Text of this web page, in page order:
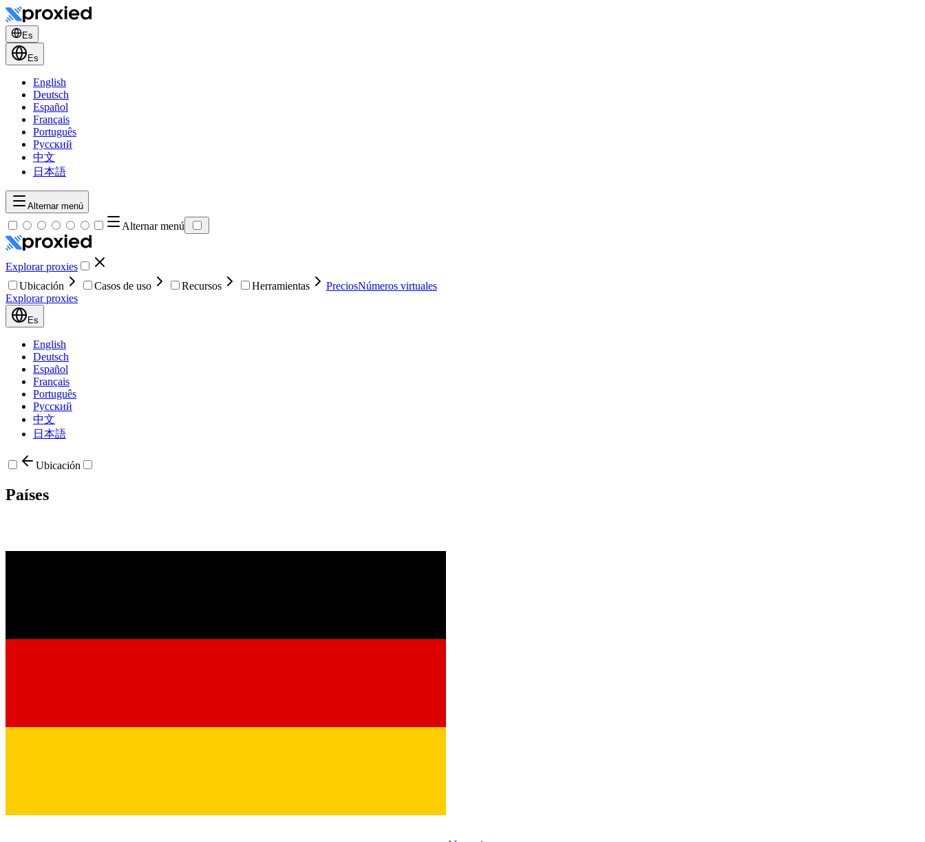
Es
Es
English
Deutsch
Español
Français
Português
Русский
中文
日本語
Alternar menú
Alternar menú
Explorar proxies
Ubicación
Casos de uso Recursos Herramientas PreciosNúmeros virtuales
Explorar proxies
Es
English
Deutsch
Español
Français
Português
Русский
中文
日本語
Ubicación
Países